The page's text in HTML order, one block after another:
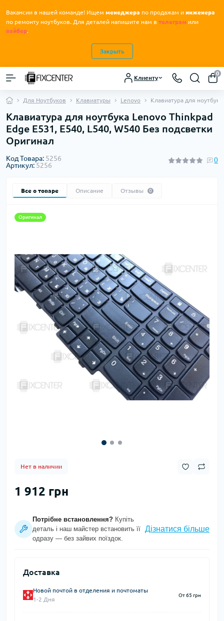
Вакансии в нашей команде! Ищем менеджера по продажам и инженера
по ремонту ноутбуков. Для деталей напишите нам в телеграм или
вайбер.
Закрыть
Клиенту
0
Для Ноутбуков Клавиатуры Lenovo Клавиатура для
Клавиатура для ноутбука Lenovo Thinkpad
Edge E531, E540, L540, W540 Без подсветки
Оригинал
Код Товара: 5256
Артикул: 5256
0
Все о товаре Описание Отзывы 0
Оригинал
Нет в наличии
1 912 грн
Потрібне встановлення? Купіть
деталь і наш майстер встановить її
одразу — без зайвих поїздок.
Дізнатися більше
Доставка
Новой почтой в отделения и почтоматы
1-2 Дня
От 65 грн